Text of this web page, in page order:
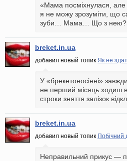
«Мама посміхнулася,
я не можу зрозуміти, що
зуби… Мама… Що з нею?»
breket.in.ua
добавил новый топик Як не
У «брекетоносінні»
не перший місяць ходиш
строки зняття залізок
breket.in.ua
добавил новый топик Побічний
Неправильний прикус —